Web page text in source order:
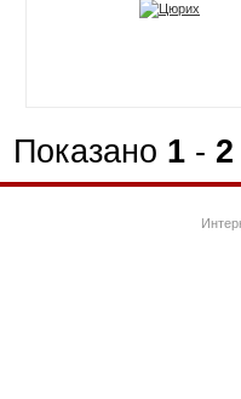
Показано 1 - 2